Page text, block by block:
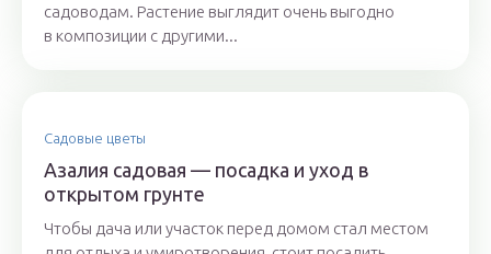
садоводам. Растение выглядит очень выгодно
в композиции с другими...
Садовые цветы
Азалия садовая — посадка и уход в
открытом грунте
Чтобы дача или участок перед домом стал местом